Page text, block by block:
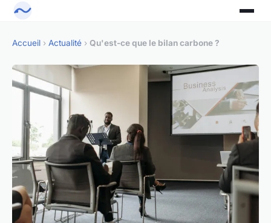
Accueil › Actualité › Qu'est-ce que le bilan carbone ?